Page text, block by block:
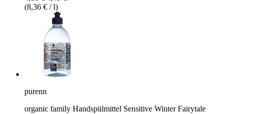
(8,36 € / l)
purenn
organic family Handspülmittel Sensitive Winter Fairytale